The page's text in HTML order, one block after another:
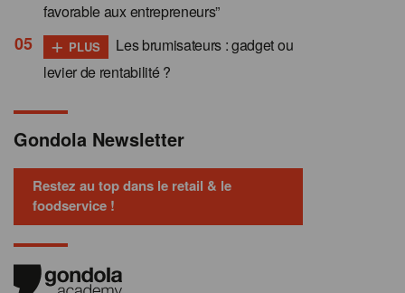
favorable aux entrepreneurs”
+ PLUS
Les brumisateurs : gadget ou
levier de rentabilité ?
Gondola Newsletter
Restez au top dans le retail & le
foodservice !